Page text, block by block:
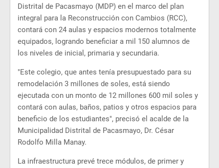
Distrital de Pacasmayo (MDP) en el marco del plan
integral para la Reconstrucción con Cambios (RCC),
contará con 24 aulas y espacios modernos totalmente
equipados, logrando beneficiar a mil 150 alumnos de
los niveles de inicial, primaria y secundaria.
"Este colegio, que antes tenía presupuestado para su
remodelación 3 millones de soles, está siendo
ejecutada con un monto de 12 millones 600 mil soles y
contará con aulas, baños, patios y otros espacios para
beneficio de los estudiantes", precisó el acalde de la
Municipalidad Distrital de Pacasmayo, Dr. César
Rodolfo Milla Manay.
La infraestructura prevé trece módulos, de primer y